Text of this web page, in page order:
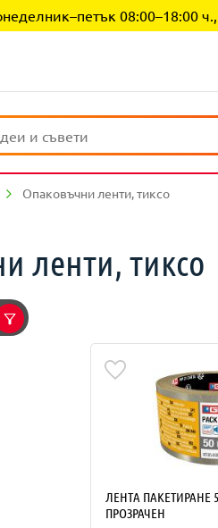
08:00–18:00
Опаковъчни ленти, тиксо
ленти, тиксо
ЛЕНТА ПАКЕТИРАНЕ
ПРОЗРАЧЕН